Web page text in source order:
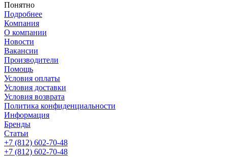
Понятно
Подробнее
Компания
О компании
Новости
Вакансии
Производители
Помощь
Условия оплаты
Условия доставки
Условия возврата
Политика конфиденциальности
Информация
Бренды
Статьи
+7 (812) 602-70-48
+7 (812) 602-70-48